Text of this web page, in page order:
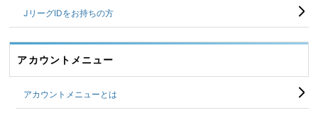
JリーグIDをお持ちの方
アカウントメニュー
アカウントメニューとは